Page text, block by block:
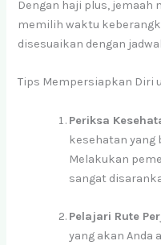
Dengan haji plus,
memilih waktu
disesuaikan dengan
Tips Mempersiapkan Diri
Periksa
kesehatan yang
Melakukan
sangat
Pelajari Rute
yang akan Anda